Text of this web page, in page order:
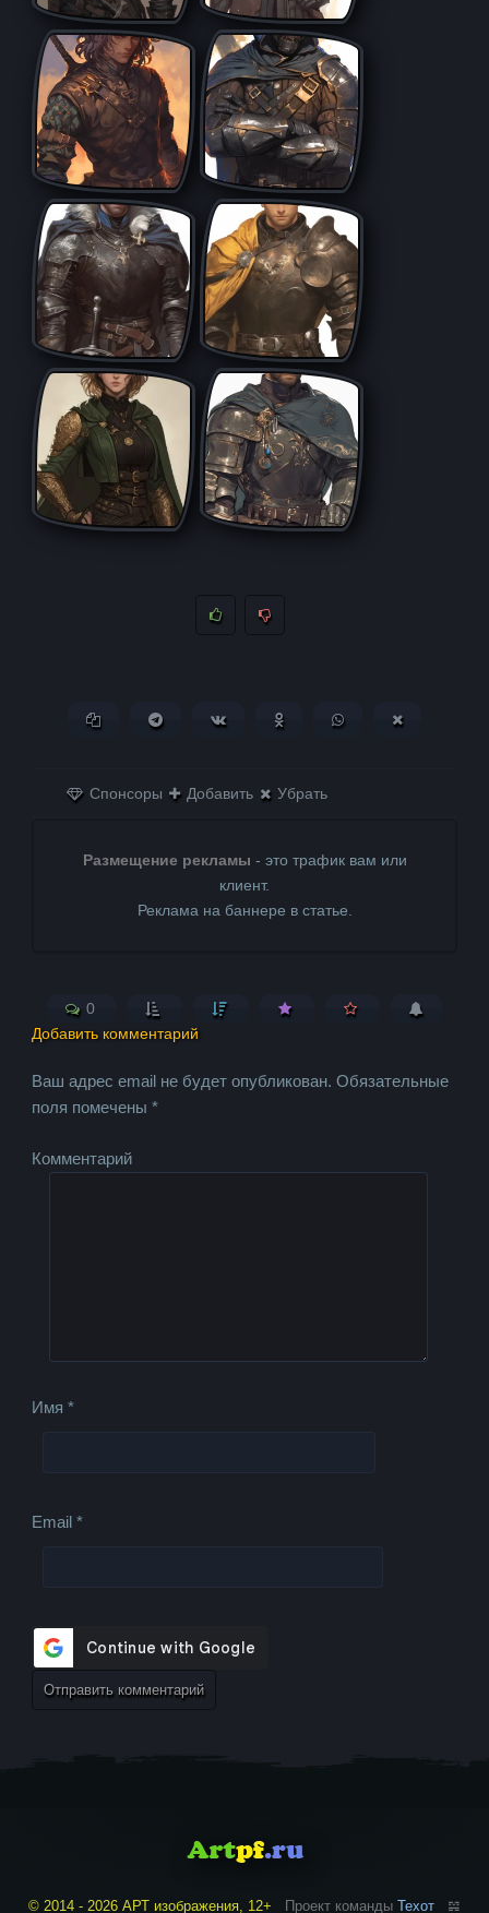
Копировать ссылкуПоделиться в Telegram
Поделиться ВКонтактеПоделиться в
Поделиться в
Спонсоры Добавить Убрать
Размещение рекламы - это трафик вам или
клиент.
Реклама на баннере в статье.
0
Добавить комментарий
Ваш адрес email не будет опубликован. Обязательные
поля помечены*
Комментарий
Имя*
Email*
© 2014 - 2026 АРТ изображения, 12+ Проект команды Техот 𝌴